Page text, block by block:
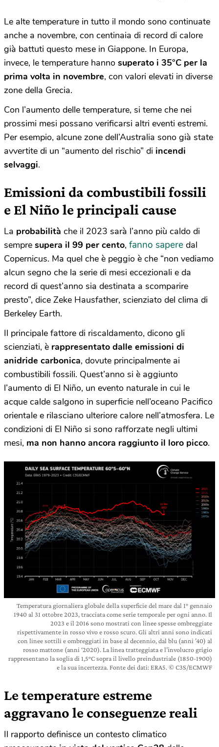
Le alte temperature in tutto il mondo sono continuate
anche a novembre, con centinaia di record di calore
già battuti questo mese in Giappone. In Europa,
invece, le temperature hanno superato i 35°C per la
prima volta in novembre, con valori elevati in diverse
zone della Grecia.
Con l’aumento delle temperature, si teme che nei
prossimi mesi possano verificarsi altri eventi estremi.
Per esempio, alcune zone dell’Australia sono già state
avvertite di un “aumento del rischio” di incendi
selvaggi.
Emissioni da combustibili fossili
e El Niño le principali cause
La probabilità che il 2023 sarà l’anno più caldo di
sempre supera il 99 per cento, fanno sapere dal
Copernicus. Ma quel che è peggio è che “non vediamo
alcun segno che la serie di mesi eccezionali e da
record di quest’anno sia destinata a scomparire
presto”, dice Zeke Hausfather, scienziato del clima di
Berkeley Earth.
Il principale fattore di riscaldamento, dicono gli
scienziati, è rappresentato dalle emissioni di
anidride carbonica, dovute principalmente ai
combustibili fossili. Quest’anno si è aggiunto
l’aumento di El Niño, un evento naturale in cui le
acque calde salgono in superficie nell’oceano Pacifico
orientale e rilasciano ulteriore calore nell’atmosfera. Le
condizioni di El Niño si sono rafforzate negli ultimi
mesi, ma non hanno ancora raggiunto il loro picco.
Temperatura giornaliera globale della superficie del mare dal 1° gennaio
1940 al 31 ottobre 2023, tracciata come serie temporale per ogni anno. Il
2023 e il 2016 sono mostrati con linee spesse ombreggiate
rispettivamente in rosso vivo e rosso scuro. Gli altri anni sono indicati
con linee sottili e ombreggiati in base al decennio, dal blu (anni ’40) al
rosso mattone (anni ‘2020). La linea tratteggiata e l’involucro grigio
rappresentano la soglia di 1,5°C sopra il livello preindustriale (1850-1900)
e la sua incertezza. Fonte dei dati: ERA5. © C3S/ECMWF
Le temperature estreme
aggravano le conseguenze reali
Il rapporto definisce un contesto climatico